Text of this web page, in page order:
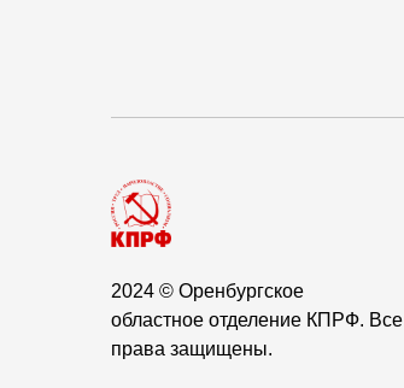
2024 © Оренбургское
областное отделение КПРФ. Все
права защищены.